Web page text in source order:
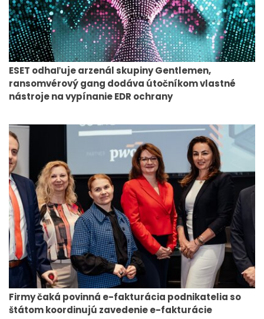
ESET odhaľuje arzenál skupiny Gentlemen,
ransomvérový gang dodáva útočníkom vlastné
nástroje na vypínanie EDR ochrany
Firmy čaká povinná e-fakturácia podnikatelia so
štátom koordinujú zavedenie e-fakturácie